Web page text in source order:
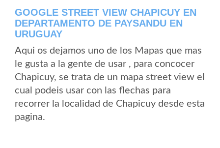
GOOGLE STREET VIEW CHAPICUY EN
DEPARTAMENTO DE PAYSANDU EN
URUGUAY
Aqui os dejamos uno de los Mapas que mas
le gusta a la gente de usar , para concocer
Chapicuy, se trata de un mapa street view el
cual podeis usar con las flechas para
recorrer la localidad de Chapicuy desde esta
pagina.